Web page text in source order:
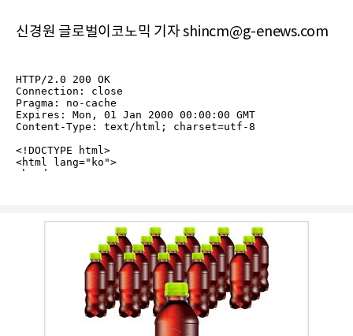
신경원 글로벌이코노믹 기자 shincm@g-enews.com